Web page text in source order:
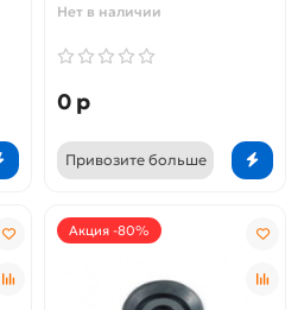
Нет в наличии
0 р
Привозите больше
Акция -80%